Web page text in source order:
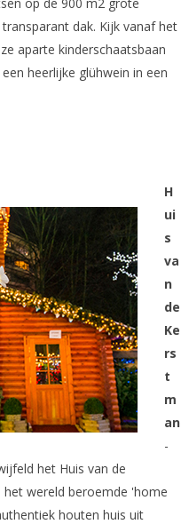
dak. Kijk vanaf het
aparte kinderschaatsbaan
heerlijke glühwein in een
H
ui
s
va
n
de
Ke
rs
t
m
an
-
het Huis van de
het wereld beroemde 'home
houten huis uit